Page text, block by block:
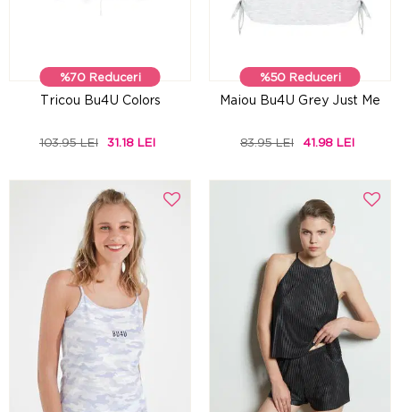
%70 Reduceri
Tricou Bu4U Colors
103.95 LEI 31.18 LEI
%50 Reduceri
Maiou Bu4U Grey Just Me
83.95 LEI 41.98 LEI